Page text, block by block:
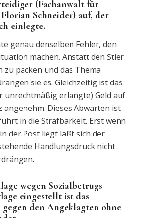
(Fachanwalt für
Schneider) auf, der
einlegte.
genau denselben Fehler, den
machen. Anstatt den Stier
zu packen und das Thema
sie es. Gleichzeitig ist das
unrechtmäßig erlangte) Geld auf
angenehm. Dieses Abwarten ist
in die Strafbarkeit. Erst wenn
der Post liegt läßt sich der
Handlungsdruck nicht
wegen Sozialbetrugs
eingestellt ist das
den Angeklagten ohne